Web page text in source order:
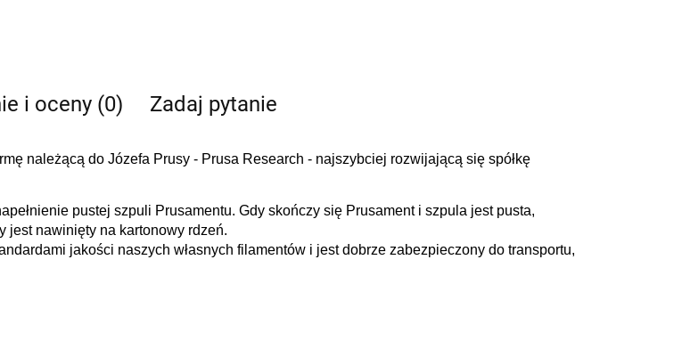
i oceny (0) Zadaj pytanie
należącą do Józefa Prusy - Prusa Research - najszybciej rozwijającą się spółkę
pustej szpuli Prusamentu. Gdy skończy się Prusament i szpula jest pusta,
jest nawinięty na kartonowy rdzeń.
jakości naszych własnych filamentów i jest dobrze zabezpieczony do transportu,